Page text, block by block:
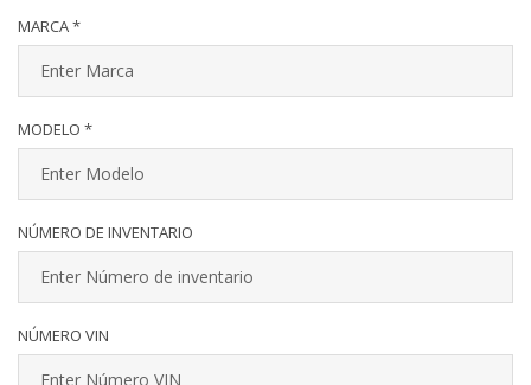
MARCA *
MODELO *
NÚMERO DE INVENTARIO
NÚMERO VIN